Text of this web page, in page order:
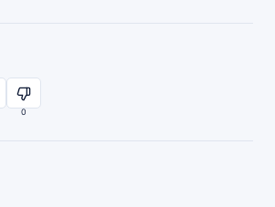
0